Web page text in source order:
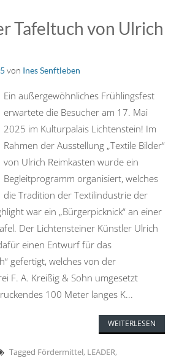
Tafeltuch von Ulrich
von Ines Senftleben
Ein außergewöhnliches Frühlingsfest
erwartete die Besucher am 17. Mai
2025 im Kulturpalais Lichtenstein! Im
Rahmen der Ausstellung „Textile Bilder“
von Ulrich Reimkasten wurde ein
Begleitprogramm organisiert, welches
die Tradition der Textilindustrie der
war ein „Bürgerpicknick“ an einer
Der Lichtensteiner Künstler Ulrich
einen Entwurf für das
gefertigt, welches von der
F. A. Kreißig & Sohn umgesetzt
100 Meter langes K...
WEITERLESEN
Tagged Fördermittel, LEADER,